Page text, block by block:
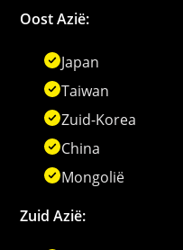
Oost Azië:
Japan
Taiwan
Zuid-Korea
China
Mongolië
Zuid Azië: